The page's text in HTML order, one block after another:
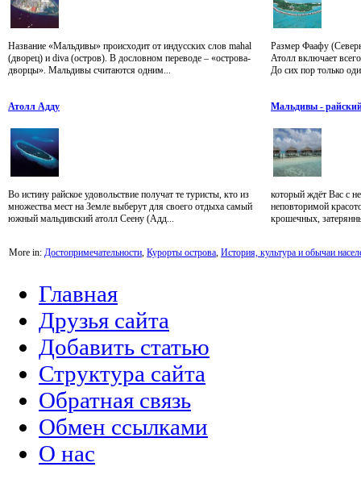
Название «Мальдивы» происходит от индусских слов mahal
(дворец) и diva (остров). В дословном переводе – «острова-
дворцы». Мальдивы считаются одним...
Размер Фаафу
Атолл включает
До сих пор только
Атолл Адду
Во истину райское удовольствие получат те туристы, кто из
множества мест на Земле выберут для своего отдыха самый
южный мальдивский атолл Сеену (Адд...
Мальдивы -
который ждёт Вас с
неповторимой
крошечных,
More in: Достопримечательности, Курорты острова, История, культура и обычаи
Главная
Друзья сайта
Добавить статью
Структура сайта
Обратная связь
Обмен ссылками
О нас